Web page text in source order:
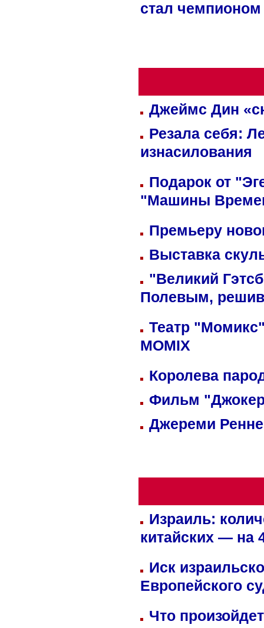
стал
Джеймс Дин
Резала себя:
изнасилования
Подарок от
"Машины
Премьеру
Выставка
"Великий
Полевым,
Театр
MOMIX
Королева
Фильм
Джереми
Израиль:
китайских — на
Иск
Европейского
Что